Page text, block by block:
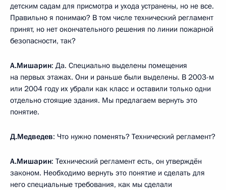
детским садам для присмотра и ухода устранены, но не все.
Правильно я понимаю? В том числе технический регламент
принят, но нет окончательного решения по линии пожарной
безопасности, так?
А.Мишарин: Да. Специально выделены помещения
на первых этажах. Они и раньше были выделены. В 2003-м
или 2004 году их убрали как класс и оставили только одни
отдельно стоящие здания. Мы предлагаем вернуть это
понятие.
Д.Медведев: Что нужно поменять? Технический регламент?
А.Мишарин: Технический регламент есть, он утверждён
законом. Необходимо вернуть это понятие и сделать для
него специальные требования, как мы сделали